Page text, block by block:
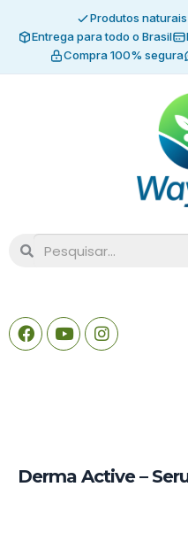
Produtos
Entrega para todo o Brasil
Compra 100% segura
Derma Active –